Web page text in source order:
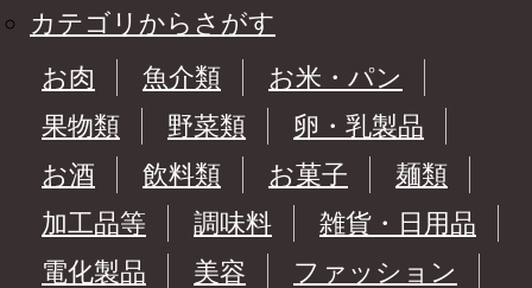
カテゴリからさがす
お肉
魚介類
お米・パン
果物類
野菜類
卵・乳製品
お酒
飲料類 お菓子
麺類
加工品等
調味料
雑貨・日用品
電化製品
美容
ファッション